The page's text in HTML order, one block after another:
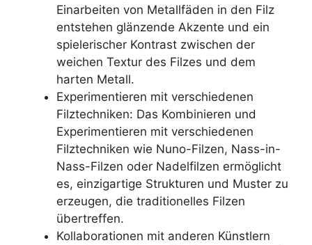
Einarbeiten von Metallfäden in den Filz
entstehen glänzende Akzente und ein
spielerischer Kontrast zwischen der
weichen Textur des Filzes und dem
harten Metall.
Experimentieren mit verschiedenen
Filztechniken: Das Kombinieren und
Experimentieren mit verschiedenen
Filztechniken wie Nuno-Filzen, Nass-in-
Nass-Filzen oder Nadelfilzen ermöglicht
es, einzigartige Strukturen und Muster zu
erzeugen, die traditionelles Filzen
übertreffen.
Kollaborationen mit anderen Künstlern